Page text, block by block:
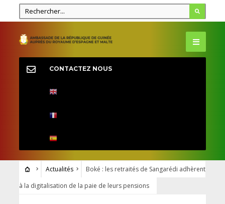
CONTACTEZ NOUS
Actualités
Boké : les retraités de Sangarédi adhèrent
à la digitalisation de la paie de leurs pensions